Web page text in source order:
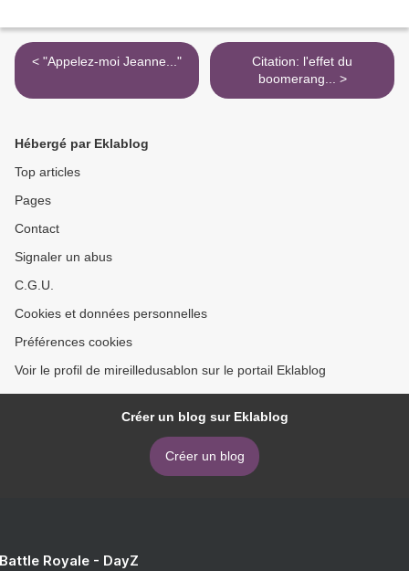
< "Appelez-moi Jeanne..."
Citation: l'effet du
boomerang... >
Hébergé par Eklablog
Top articles
Pages
Contact
Signaler un abus
C.G.U.
Cookies et données personnelles
Préférences cookies
Voir le profil de mireilledusablon sur le portail Eklablog
Créer un blog sur Eklablog
Créer un blog
Royale - DayZ